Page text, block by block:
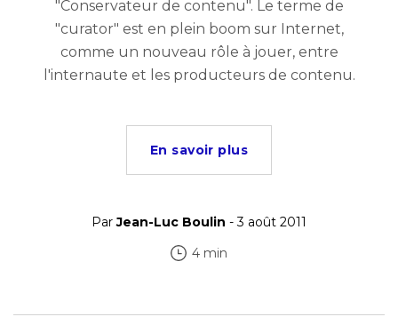
"Conservateur de contenu". Le terme de
"curator" est en plein boom sur Internet,
comme un nouveau rôle à jouer, entre
l'internaute et les producteurs de contenu.
En savoir plus
ParJean-Luc Boulin - 3 août 2011
4 min